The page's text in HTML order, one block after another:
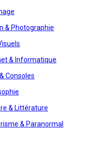
& Photographie
& Informatique
Consoles
& Littérature
& Paranormal